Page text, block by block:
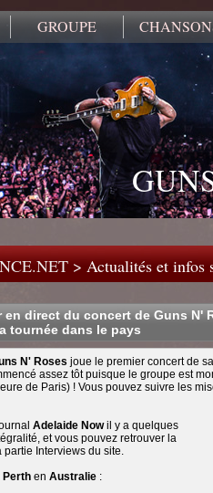
GROUPE
> Actualités et infos
en direct du concert de Guns N'
tournée dans le pays
N' Roses joue le premier concert de sa
assez tôt puisque le groupe est
de Paris) ! Vous pouvez suivre les
Adelaide Nowil y a quelques
et vous pouvez retrouver la
partie Interviews du site.
Perth en Australie :